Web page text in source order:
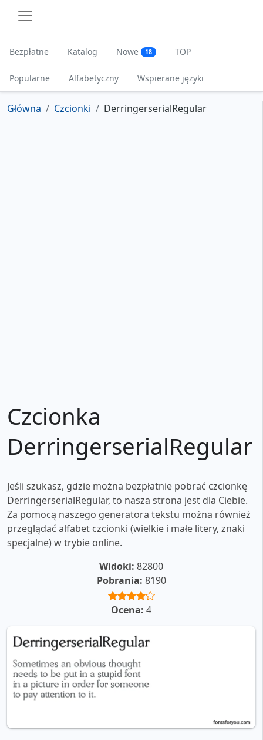
Bezpłatne Katalog Nowe 18 TOP
Popularne Alfabetyczny Wspierane języki
Główna Czcionki DerringerserialRegular
Czcionka
DerringerserialRegular
Jeśli szukasz, gdzie można bezpłatnie pobrać czcionkę
DerringerserialRegular, to nasza strona jest dla Ciebie.
Za pomocą naszego generatora tekstu można również
przeglądać alfabet czcionki (wielkie i małe litery, znaki
specjalne) w trybie online.
Widoki: 82800
Pobrania: 8190
Ocena: 4